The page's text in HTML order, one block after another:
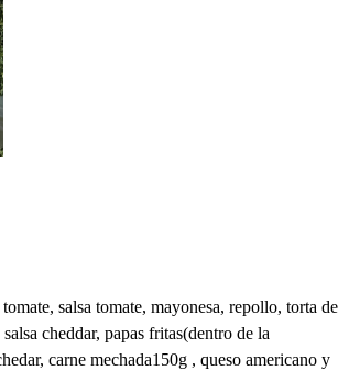
salsa tomate, mayonesa, repollo, torta de
cheddar, papas fritas(dentro de la
carne mechada150g , queso americano y